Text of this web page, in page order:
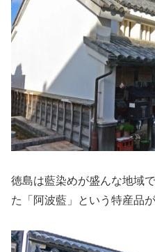
徳島は藍染めが盛んな地域
た「阿波藍」という特産品が